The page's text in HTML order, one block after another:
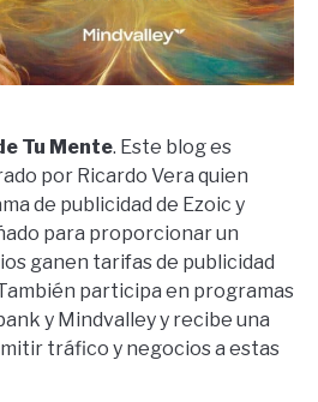
Tu Mente. Este blog es
por Ricardo Vera quien
de publicidad de Ezoic y
para proporcionar un
ganen tarifas de publicidad
participa en programas
y Mindvalley y recibe una
tráfico y negocios a estas